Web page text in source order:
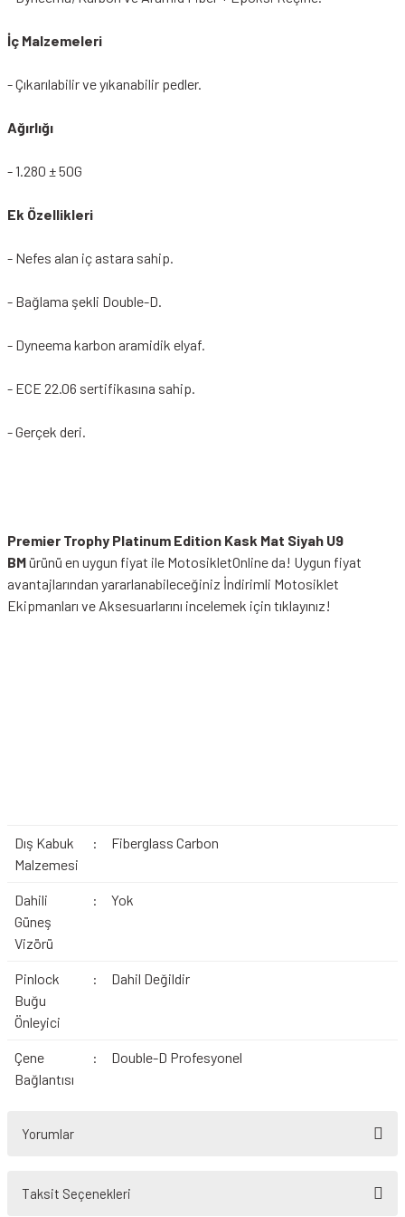
İç Malzemeleri
- Çıkarılabilir ve yıkanabilir pedler.
Ağırlığı
- 1.280 ± 50G
Ek Özellikleri
- Nefes alan iç astara sahip.
- Bağlama şekli Double-D.
- Dyneema karbon aramidik elyaf.
- ECE 22.06 sertifikasına sahip.
- Gerçek deri.
Premier Trophy Platinum Edition Kask Mat Siyah U9
BMürünü en uygun fiyat ile MotosikletOnline da! Uygun fiyat
avantajlarından yararlanabileceğiniz İndirimli Motosiklet
Ekipmanları ve Aksesuarlarını incelemek için tıklayınız!
Dış Kabuk
Malzemesi
: Fiberglass Carbon
Dahili
Güneş
Vizörü
: Yok
Pinlock
Buğu
Önleyici
: Dahil Değildir
Çene
Bağlantısı
: Double-D Profesyonel
Yorumlar
Taksit Seçenekleri